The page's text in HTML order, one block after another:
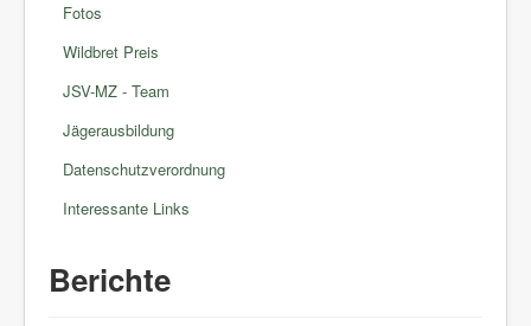
Fotos
Wildbret Preis
JSV-MZ - Team
Jägerausbildung
Datenschutzverordnung
Interessante Links
Berichte